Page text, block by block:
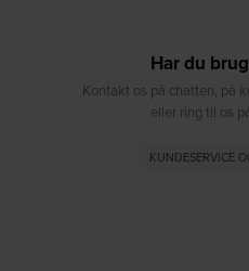
Har du
Kontakt os på chatten, på
eller ring til os
KUNDESERVICE